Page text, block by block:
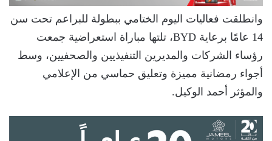
وانطلقت فعاليات اليوم الختامي ببطولة للبراعم تحت سن
14 عامًا برعاية BYD، تلتها مباراة استعراضية جمعت
رؤساء الشركات والمديرين التنفيذيين والصحفيين، وسط
أجواء رمضانية مميزة وتعليق حماسي من الإعلامي
والمؤثر أحمد الوكيل.